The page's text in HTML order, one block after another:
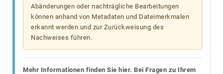
Abänderungen oder nachträgliche Bearbeitungen
können anhand von Metadaten und Dateimerkmalen
erkannt werden und zur Zurückweisung des
Nachweises führen.
Mehr Informationen finden Sie hier. Bei Fragen zu Ihrem